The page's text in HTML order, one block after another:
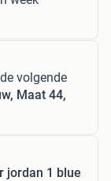
de volgende
Maat 44,
jordan 1 blue